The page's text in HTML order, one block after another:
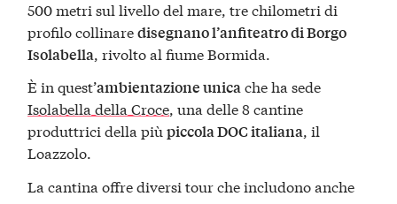
500 metri sul livello del mare, tre chilometri di
profilo collinaredisegnano l’anfiteatro di Borgo
Isolabella, rivolto al fiume Bormida.
È in quest’ambientazione unicache ha sede
Isolabella della Croce, una delle 8 cantine
produttrici della piùpiccola DOC italiana, il
Loazzolo.
La cantina offre diversi tour che includono anche